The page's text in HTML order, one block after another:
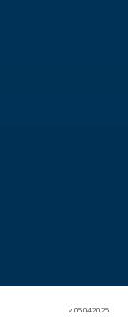
v.05042025